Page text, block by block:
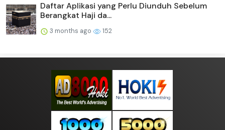
Daftar Aplikasi yang Perlu Diunduh Sebelum
Berangkat Haji da...
3 months ago 152